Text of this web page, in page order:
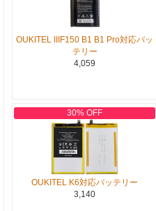
OUKITEL IIIF150 B1 B1 Pro対応バッ
テリー
4,059
30% OFF
OUKITEL K6対応バッテリー
3,140